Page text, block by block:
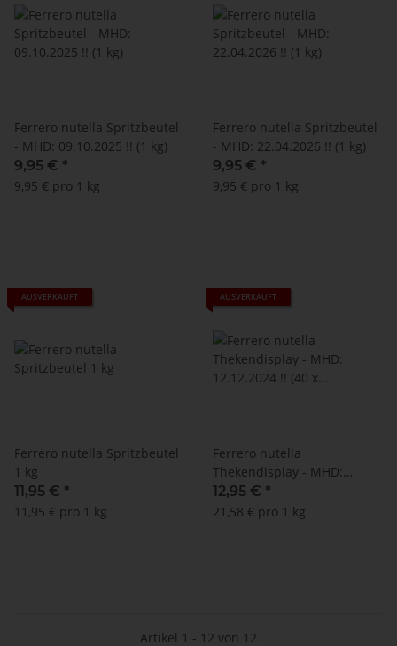
Ferrero nutella Spritzbeutel
- MHD: 09.10.2025 !! (1 kg)
9,95 € *
9,95 € pro 1 kg
Ferrero nutella Spritzbeutel
- MHD: 22.04.2026 !! (1 kg)
9,95 € *
9,95 € pro 1 kg
AUSVERKAUFT
Ferrero nutella Spritzbeutel
1 kg
11,95 € *
11,95 € pro 1 kg
AUSVERKAUFT
Ferrero nutella
Thekendisplay - MHD:
12.12.2024 !! (40 x 15 g)
12,95 € *
21,58 € pro 1 kg
Artikel 1 - 12 von 12